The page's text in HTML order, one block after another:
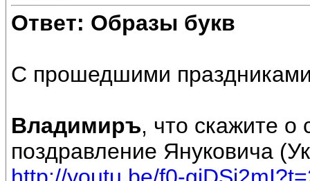
Ответ: Образы букв
С прошедшими
Владимиръ, что скажите о
поздравление Януковича